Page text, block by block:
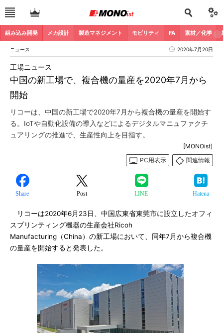
組み込み開発 メカ設計 製造マネジメント モビリティ FA 素材／化学
ニュース 2020年7月20日
中国の新工場で、複合機の量産を2020年7月から
開始
工場ニュース
リコーは、中国の新工場で2020年7月から複合機の量産を開始す
る。IoTや自動化設備の導入などによるデジタルマニュファクチ
ュアリングの推進で、生産性向上を目指す。
[MONOist]
PC用表示
関連情報
Share Post LINE Hatena
リコーは2020年6月23日、中国広東省東莞市に設立したオフィ
スプリンティング機器の生産会社Ricoh
Manufacturing（China）の新工場において、同年7月から複合機
の量産を開始すると発表した。